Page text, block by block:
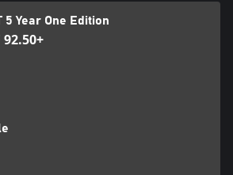
5 Year One Edition
92.50+